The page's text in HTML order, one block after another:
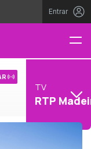
Entrar
TV
RTP